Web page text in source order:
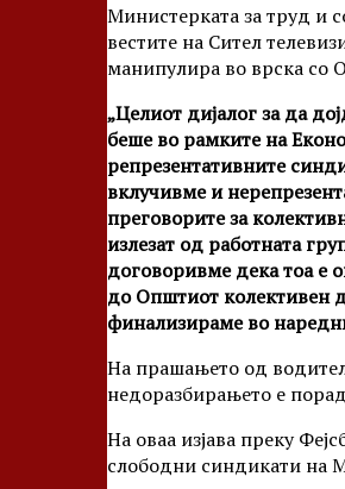
Министерката за труд и
вестите на Сител
манипулира во врска со
„Целиот дијалог за да
беше во рамките на
репрезентативните
вклучивме и
преговорите за
излезат од работната
договоривме дека тоа е
до Општиот колективен
финализираме во
На прашањето од
недоразбирањето е
На оваа изјава преку
слободни синдикати на